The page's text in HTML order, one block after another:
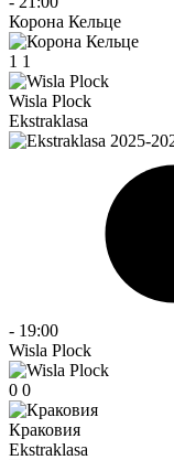
Корона Кельце
1 1
Wisla Plock
Ekstraklasa
- 19:00
Wisla Plock
0 0
Краковия
Ekstraklasa